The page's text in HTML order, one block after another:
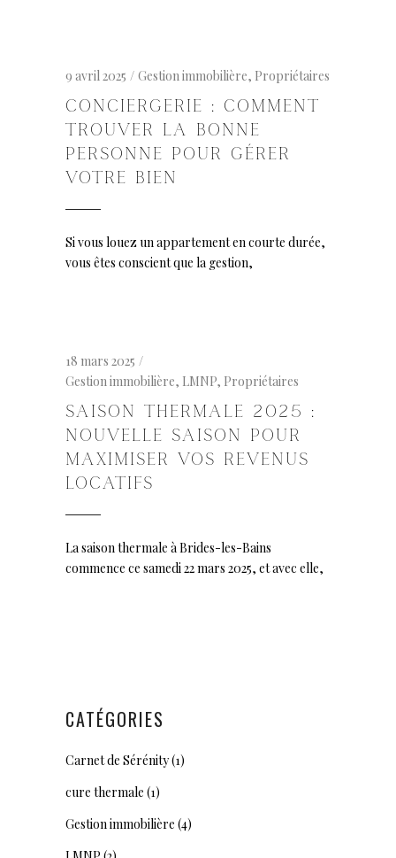
9 avril 2025 Gestion immobilière, Propriétaires
CONCIERGERIE : COMMENT
TROUVER LA BONNE
PERSONNE POUR GÉRER
VOTRE BIEN
Si vous louez un appartement en courte durée,
vous êtes conscient que la gestion,
18 mars 2025
Gestion immobilière, LMNP, Propriétaires
SAISON THERMALE 2025 :
NOUVELLE SAISON POUR
MAXIMISER VOS REVENUS
LOCATIFS
La saison thermale à Brides-les-Bains
commence ce samedi 22 mars 2025, et avec elle,
CATÉGORIES
Carnet de Sérénity(1)
cure thermale (1)
Gestion immobilière (4)